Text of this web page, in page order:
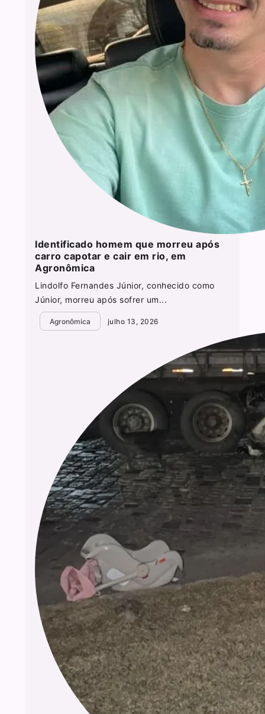
Identificado homem que morreu após
carro capotar e cair em rio, em
Agronômica
Lindolfo Fernandes Júnior, conhecido como
Júnior, morreu após sofrer um...
Agronômica julho 13, 2026